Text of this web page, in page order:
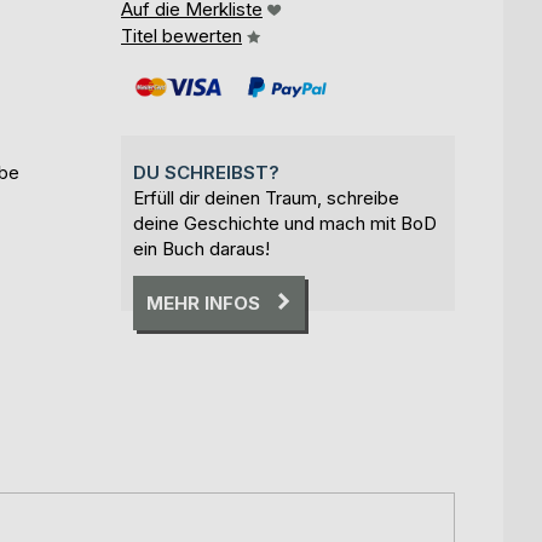
Auf die Merkliste
Titel bewerten
DU SCHREIBST?
Erfüll dir deinen Traum, schreibe
deine Geschichte und mach mit BoD
ein Buch daraus!
MEHR INFOS